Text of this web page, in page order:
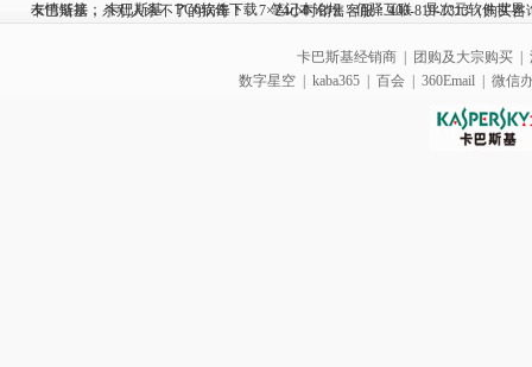
友情链接：卡巴斯基 PC6软件下载 笔记本论坛 佰驿互联 异次元软件世界
卡巴斯基，杀别人杀不了的病毒！ 7×24小时销售客服：400-819-1313（购买
卡巴斯基经销商 团购及大宗购买
数字星空
kaba365 百会 360Email 微信